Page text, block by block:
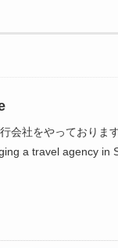
会社をやっております
a travel agency in